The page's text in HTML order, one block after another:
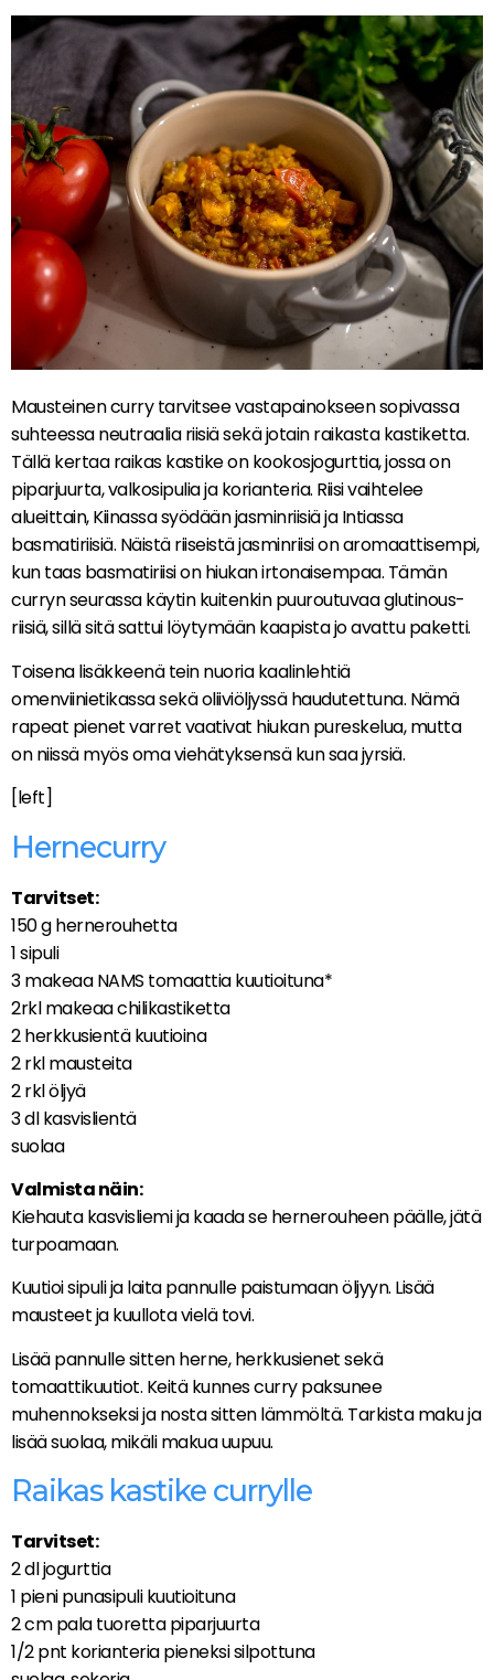
Mausteinen curry tarvitsee vastapainokseen sopivassa
suhteessa neutraalia riisiä sekä jotain raikasta kastiketta.
Tällä kertaa raikas kastike on kookosjogurttia, jossa on
piparjuurta, valkosipulia ja korianteria. Riisi vaihtelee
alueittain, Kiinassa syödään jasminriisiä ja Intiassa
basmatiriisiä. Näistä riiseistä jasminriisi on aromaattisempi,
kun taas basmatiriisi on hiukan irtonaisempaa. Tämän
curryn seurassa käytin kuitenkin puuroutuvaa glutinous-
riisiä, sillä sitä sattui löytymään kaapista jo avattu paketti.
Toisena lisäkkeenä tein nuoria kaalinlehtiä
omenviinietikassa sekä oliiviöljyssä haudutettuna. Nämä
rapeat pienet varret vaativat hiukan pureskelua, mutta
on niissä myös oma viehätyksensä kun saa jyrsiä.
[left]
Hernecurry
Tarvitset:
150 g hernerouhetta
1 sipuli
3 makeaa NAMS tomaattia kuutioituna*
2rkl makeaa chilikastiketta
2 herkkusientä kuutioina
2 rkl mausteita
2 rkl öljyä
3 dl kasvislientä
suolaa
Valmista näin:
Kiehauta kasvisliemi ja kaada se hernerouheen päälle, jätä
turpoamaan.
Kuutioi sipuli ja laita pannulle paistumaan öljyyn. Lisää
mausteet ja kuullota vielä tovi.
Lisää pannulle sitten herne, herkkusienet sekä
tomaattikuutiot. Keitä kunnes curry paksunee
muhennokseksi ja nosta sitten lämmöltä. Tarkista maku ja
lisää suolaa, mikäli makua uupuu.
Raikas kastike currylle
Tarvitset:
2 dl jogurttia
1 pieni punasipuli kuutioituna
2 cm pala tuoretta piparjuurta
1/2 pnt korianteria pieneksi silpottuna